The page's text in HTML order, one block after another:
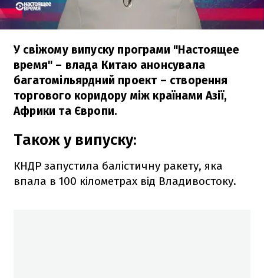
У свіжому випуску програми "Настоящее
время" – влада Китаю анонсувала
багатомільярдний проект – створення
торгового коридору між країнами Азії,
Африки та Європи.
Також у випуску:
КНДР запустила балістичну ракету, яка
впала в 100 кілометрах від Владивостоку.